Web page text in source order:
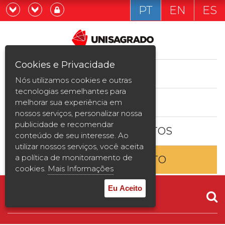
Graduação
Pós-graduação e MBA
Curta Duração
Vestibular
2ª Graduação
Transferência
Reingresso
Já sou estudande
Quero ser estudante
PT EN ES
ESTUDE AQUI
BOLSAS E DESCONTOS
ENTRE EM CONTATO
Cookies e Privacidade
Nós utilizamos cookies e outras
tecnologias semelhantes para
melhorar sua experiência em
nossos serviços, personalizar nossa
publicidade e recomendar
conteúdo de seu interesse. Ao
utilizar nossos serviços, você aceita
a política de monitoramento de
cookies. Mais Informações
Eu Aceito